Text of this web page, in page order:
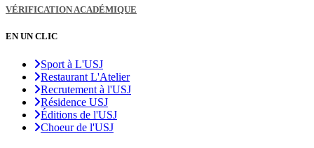
VÉRIFICATION ACADÉMIQUE
EN UN CLIC
Sport à L'USJ
Restaurant L'Atelier
Recrutement à l'USJ
Résidence USJ
Éditions de l'USJ
Choeur de l'USJ